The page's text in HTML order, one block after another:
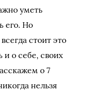
уметь
его. Но
стоит это
и о себе, своих
о 7
нельзя